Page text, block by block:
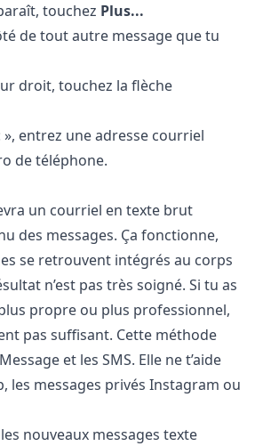
touchez Plus...
de tout autre message que tu
droit, touchez la flèche
», entrez une adresse courriel
de téléphone.
un courriel en texte brut
des messages. Ça fonctionne,
se retrouvent intégrés au corps
n’est pas très soigné. Si tu as
propre ou plus professionnel,
pas suffisant. Cette méthode
et les SMS. Elle ne t’aide
les messages privés Instagram ou
nouveaux messages texte